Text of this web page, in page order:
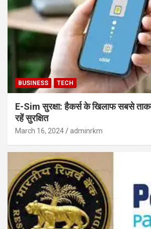
BUSINESS TECH
E-Sim सुरक्षा: हैकर्स के खिलाफ सबसे
रहें सुरक्षित
March 16, 2024 adminrkm